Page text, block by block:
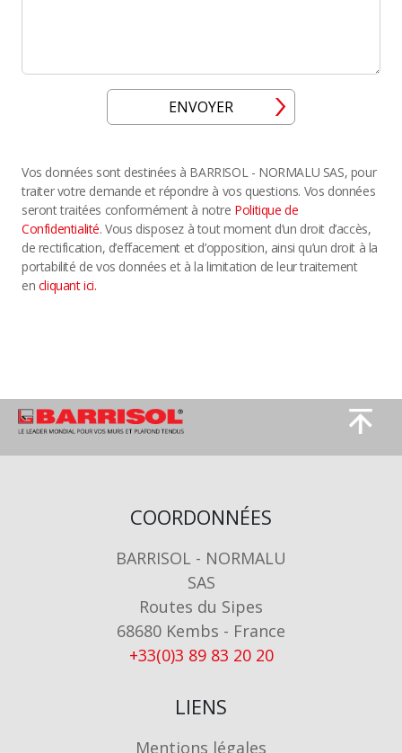
ENVOYER
Vos données sont destinées à BARRISOL - NORMALU SAS, pour
traiter votre demande et répondre à vos questions. Vos données
seront traitées conformément à notre Politique de
Confidentialité. Vous disposez à tout moment d’un droit d’accès,
de rectification, d’effacement et d’opposition, ainsi qu’un droit à la
portabilité de vos données et à la limitation de leur traitement
en cliquant ici.
Image Image
COORDONNÉES
BARRISOL - NORMALU
SAS
Routes du Sipes
68680 Kembs - France
+33(0)3 89 83 20 20
LIENS
Mentions légales